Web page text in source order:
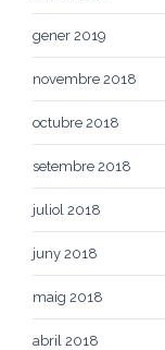
gener 2019
novembre 2018
octubre 2018
setembre 2018
juliol 2018
juny 2018
maig 2018
abril 2018